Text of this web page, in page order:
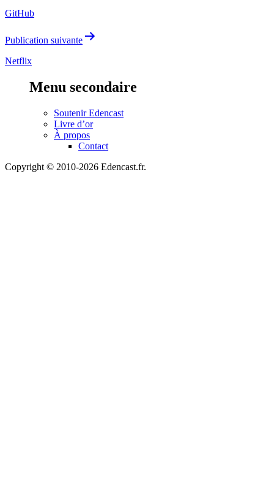
l’article
GitHub
Publication suivante
Netflix
Menu secondaire
Soutenir Edencast
Livre d’or
À propos
Contact
Copyright © 2010-2026 Edencast.fr.